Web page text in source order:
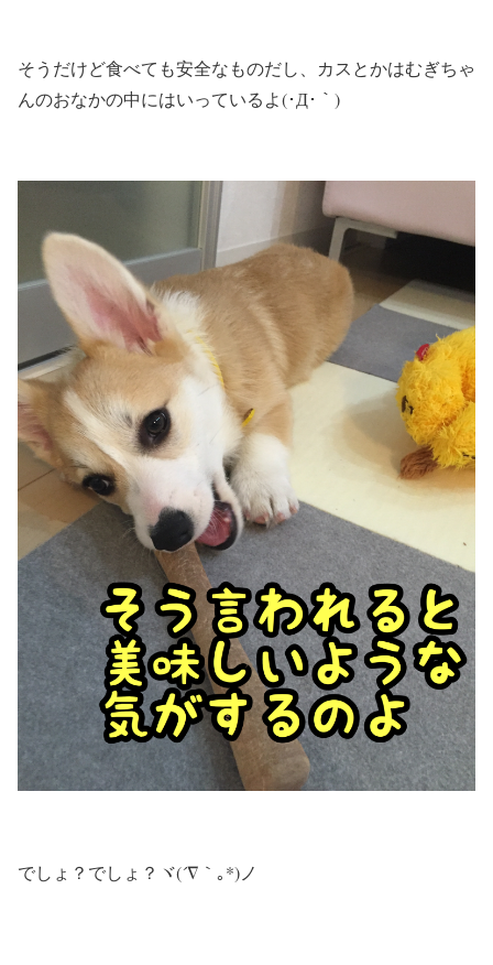
そうだけど食べても安全なものだし、カスとかはむぎちゃ
んのおなかの中にはいっているよ(･Д･｀)
でしょ？でしょ？ヾ(´∇｀｡*)ノ